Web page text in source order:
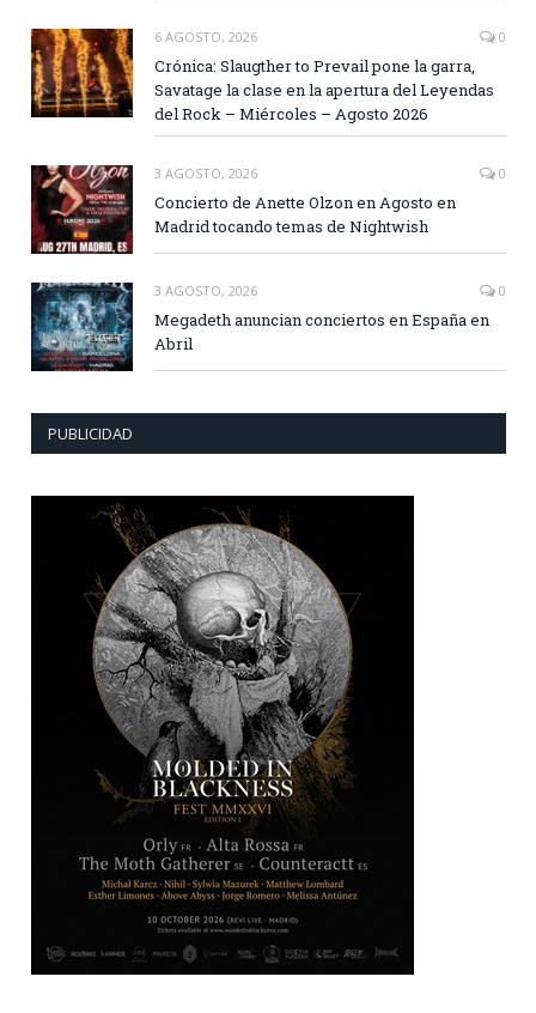
6 AGOSTO, 2026 0
Crónica: Slaugther to Prevail pone la garra,
Savatage la clase en la apertura del Leyendas
del Rock – Miércoles – Agosto 2026
3 AGOSTO, 2026 0
Concierto de Anette Olzon en Agosto en
Madrid tocando temas de Nightwish
3 AGOSTO, 2026 0
Megadeth anuncian conciertos en España en
Abril
PUBLICIDAD